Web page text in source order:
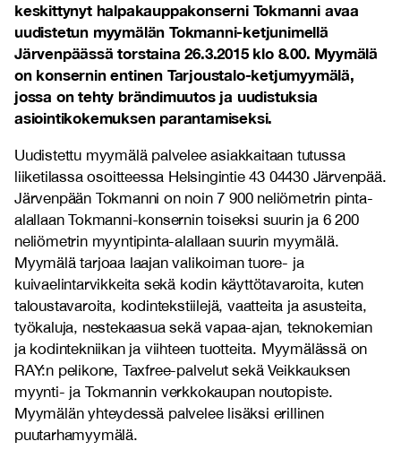
keskittynyt halpakauppakonserni Tokmanni avaa
uudistetun myymälän Tokmanni-ketjunimellä
Järvenpäässä torstaina 26.3.2015 klo 8.00. Myymälä
on konsernin entinen Tarjoustalo-ketjumyymälä,
jossa on tehty brändimuutos ja uudistuksia
asiointikokemuksen parantamiseksi.
Uudistettu myymälä palvelee asiakkaitaan tutussa
liiketilassa osoitteessa Helsingintie 43 04430 Järvenpää.
Järvenpään Tokmanni on noin 7 900 neliömetrin pinta-
alallaan Tokmanni-konsernin toiseksi suurin ja 6 200
neliömetrin myyntipinta-alallaan suurin myymälä.
Myymälä tarjoaa laajan valikoiman tuore- ja
kuivaelintarvikkeita sekä kodin käyttötavaroita, kuten
taloustavaroita, kodintekstiilejä, vaatteita ja asusteita,
työkaluja, nestekaasua sekä vapaa-ajan, teknokemian
ja kodintekniikan ja viihteen tuotteita. Myymälässä on
RAY:n pelikone, Taxfree-palvelut sekä Veikkauksen
myynti- ja Tokmannin verkkokaupan noutopiste.
Myymälän yhteydessä palvelee lisäksi erillinen
puutarhamyymälä.